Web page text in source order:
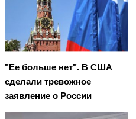
"Ее больше нет". В США
сделали тревожное
заявление о России